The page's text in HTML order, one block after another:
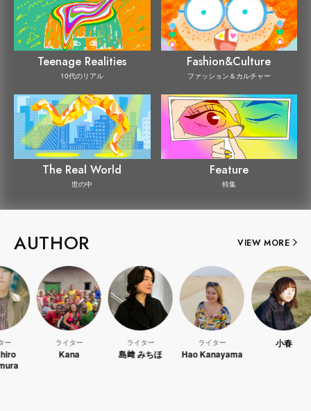
Teenage Realities
10代のリアル
Fashion&Culture
ファッション＆カルチャー
The Real World
世の中
Feature
特集
AUTHOR VIEW MORE
ライター
Kana
ライター
島﨑 みちほ
ライター
Hao Kanayama